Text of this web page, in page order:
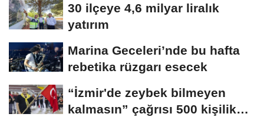
30 ilçeye 4,6 milyar liralık
yatırım
Marina Geceleri’nde bu hafta
rebetika rüzgarı esecek
“İzmir'de zeybek bilmeyen
kalmasın” çağrısı 500 kişilik